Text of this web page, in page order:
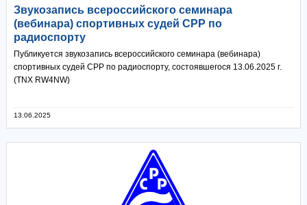
Звукозапись всероссийского семинара
(вебинара) спортивных судей СРР по
радиоспорту
Публикуется звукозапись всероссийского семинара (вебинара)
спортивных судей СРР по радиоспорту, состоявшегося 13.06.2025 г.
(TNX RW4NW)
13.06.2025